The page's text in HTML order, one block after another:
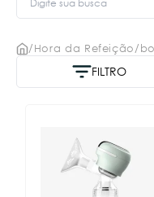
/Hora da Refeição/
FILTRO